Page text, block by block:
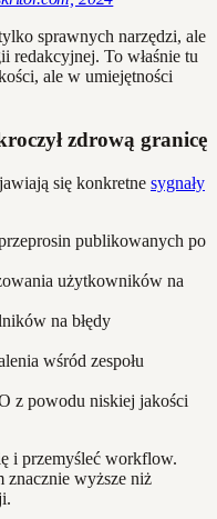
sprawnych narzędzi, ale
redakcyjnej. To właśnie tu
ale w umiejętności
zdrową granicę
się konkretne sygnały
publikowanych po
użytkowników na
na błędy
wśród zespołu
z powodu niskiej jakości
i przemyśleć workflow.
znacznie wyższe niż